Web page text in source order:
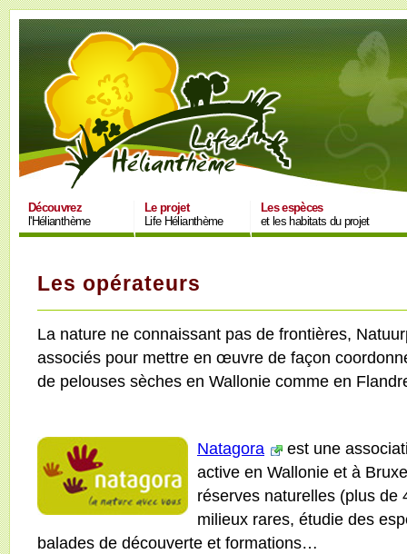
Découvrez
l'Hélianthème
Le projet
Life Hélianthème
Les espèces
et les habitats du projet
Les opérateurs
La nature ne connaissant pas de frontières,
associés pour mettre en œuvre de façon
de pelouses sèches en Wallonie comme en
Natagora
est une
active en Wallonie et à
réserves naturelles (plus de
milieux rares, étudie des
balades de découverte et formations…